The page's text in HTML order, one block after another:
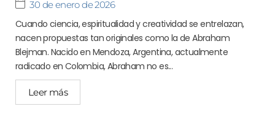
30 de enero de 2026
Cuando ciencia, espiritualidad y creatividad se entrelazan,
nacen propuestas tan originales como la de Abraham
Blejman. Nacido en Mendoza, Argentina, actualmente
radicado en Colombia, Abraham no es...
Leer más